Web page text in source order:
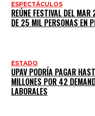
ESPECTÁCULOS
REÚNE FESTIVAL DEL
DE 25 MIL PERSONAS EN
ESTADO
UPAV PODRÍA PAGAR
MILLONES POR 42
LABORALES